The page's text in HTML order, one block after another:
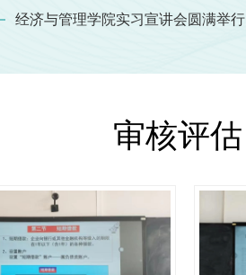
经济与管理学院实习宣讲会圆满举行
审核评估